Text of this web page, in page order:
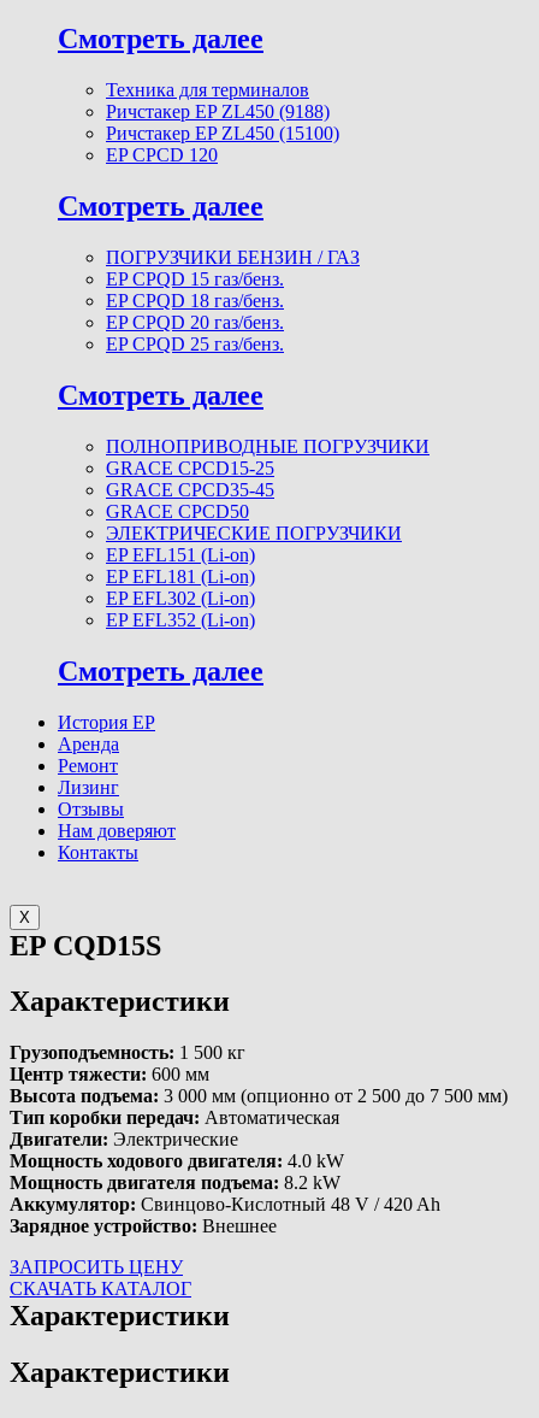
Смотреть далее
Техника для терминалов
Ричстакер EP ZL450 (9188)
Ричстакер EP ZL450 (15100)
EP CPCD 120
Смотреть далее
ПОГРУЗЧИКИ БЕНЗИН / ГАЗ
EP CPQD 15 газ/бенз.
EP CPQD 18 газ/бенз.
EP CPQD 20 газ/бенз.
EP CPQD 25 газ/бенз.
Смотреть далее
ПОЛНОПРИВОДНЫЕ ПОГРУЗЧИКИ
GRACE CPCD15-25
GRACE CPCD35-45
GRACE CPCD50
ЭЛЕКТРИЧЕСКИЕ ПОГРУЗЧИКИ
EP EFL151 (Li-on)
EP EFL181 (Li-on)
EP EFL302 (Li-on)
EP EFL352 (Li-on)
Смотреть далее
История EP
Аренда
Ремонт
Лизинг
Отзывы
Нам доверяют
Контакты
X
EP CQD15S
Характеристики
Грузоподъемность: 1 500 кг
Центр тяжести: 600 мм
Высота подъема: 3 000 мм (опционно от 2 500 до 7 500 мм)
Тип коробки передач: Автоматическая
Двигатели: Электрические
Мощность ходового двигателя: 4.0 kW
Мощность двигателя подъема: 8.2 kW
Аккумулятор: Свинцово-Кислотный 48 V / 420 Ah
Зарядное устройство: Внешнее
ЗАПРОСИТЬ ЦЕНУ
СКАЧАТЬ КАТАЛОГ
Характеристики
Характеристики